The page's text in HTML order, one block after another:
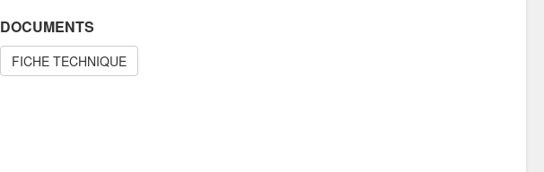
DOCUMENTS
FICHE TECHNIQUE